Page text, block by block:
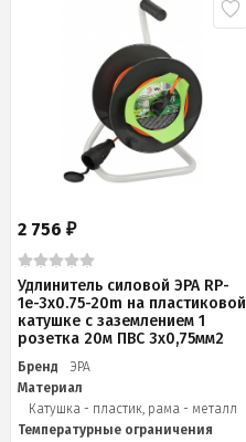
2 756 ₽
Удлинитель силовой ЭРА RP-
1e-3х0.75-20m на пластиковой
катушке c заземлением 1
розетка 20м ПВС 3х0,75мм2
Бренд
ЭРА
Материал
Катушка - пластик, рама - металл
Температурные ограничения